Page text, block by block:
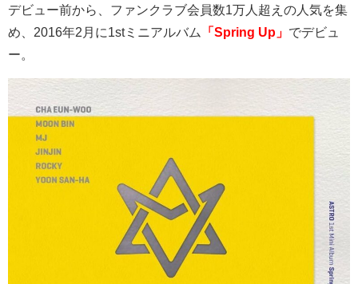
デビュー前から、ファンクラブ会員数1 万人超えの人気を集
め、 2016年2 月に1stミニアルバム 「Spring Up」 でデビュ
ー。